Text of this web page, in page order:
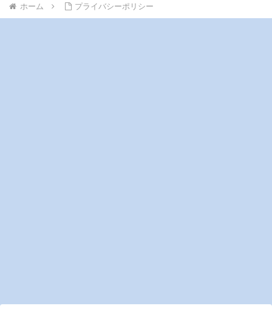
ホーム プライバシーポリシー